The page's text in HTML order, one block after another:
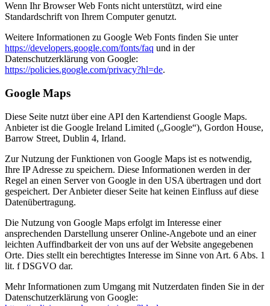
Wenn Ihr Browser Web Fonts nicht unterstützt, wird eine
Standardschrift von Ihrem Computer genutzt.
Weitere Informationen zu Google Web Fonts finden Sie unter
https://developers.google.com/fonts/faq und in der
Datenschutzerklärung von Google:
https://policies.google.com/privacy?hl=de.
Google Maps
Diese Seite nutzt über eine API den Kartendienst Google Maps.
Anbieter ist die Google Ireland Limited („Google“), Gordon House,
Barrow Street, Dublin 4, Irland.
Zur Nutzung der Funktionen von Google Maps ist es notwendig,
Ihre IP Adresse zu speichern. Diese Informationen werden in der
Regel an einen Server von Google in den USA übertragen und dort
gespeichert. Der Anbieter dieser Seite hat keinen Einfluss auf diese
Datenübertragung.
Die Nutzung von Google Maps erfolgt im Interesse einer
ansprechenden Darstellung unserer Online-Angebote und an einer
leichten Auffindbarkeit der von uns auf der Website angegebenen
Orte. Dies stellt ein berechtigtes Interesse im Sinne von Art. 6 Abs. 1
lit. f DSGVO dar.
Mehr Informationen zum Umgang mit Nutzerdaten finden Sie in der
Datenschutzerklärung von Google: